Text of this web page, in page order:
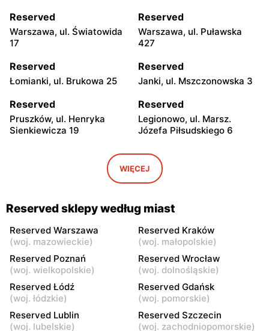
Reserved
Warszawa, ul. Światowida
17
Reserved
Warszawa, ul. Puławska
427
Reserved
Łomianki, ul. Brukowa 25
Reserved
Janki, ul. Mszczonowska 3
Reserved
Pruszków, ul. Henryka
Sienkiewicza 19
Reserved
Legionowo, ul. Marsz.
Józefa Piłsudskiego 6
Wołomin, ul. Geodetów 2
Reserved
Mińsk Mazowiecki, ul.
Konstytucji 3 Maja 7
Reserved
Żyrardów, ul. Mały Rynek 7
Reserved
Sochaczew, ul.
Warszawska 119
Wyszków, ul. Gen. Józefa
Sowińskiego 62
Garwolin, ul. Kościuszki 11
Reserved
Ciechanów, ul.
Władysławowo 65
Reserved
Siedlce, ul. Józefa
Piłsudskiego 74
WIĘCEJ
Reserved sklepy według miast
Reserved Warszawa
(woj. mazowieckie)
Reserved Kraków
(woj. małopolskie)
Reserved Poznań
(woj. wielkopolskie)
Reserved Wrocław
(woj. dolnośląskie)
Reserved Łódź
(woj. łódzkie)
Reserved Gdańsk
(woj. pomorskie)
Reserved Lublin
(woj. lubelskie)
Reserved Szczecin
(woj. zachodniopomorskie)